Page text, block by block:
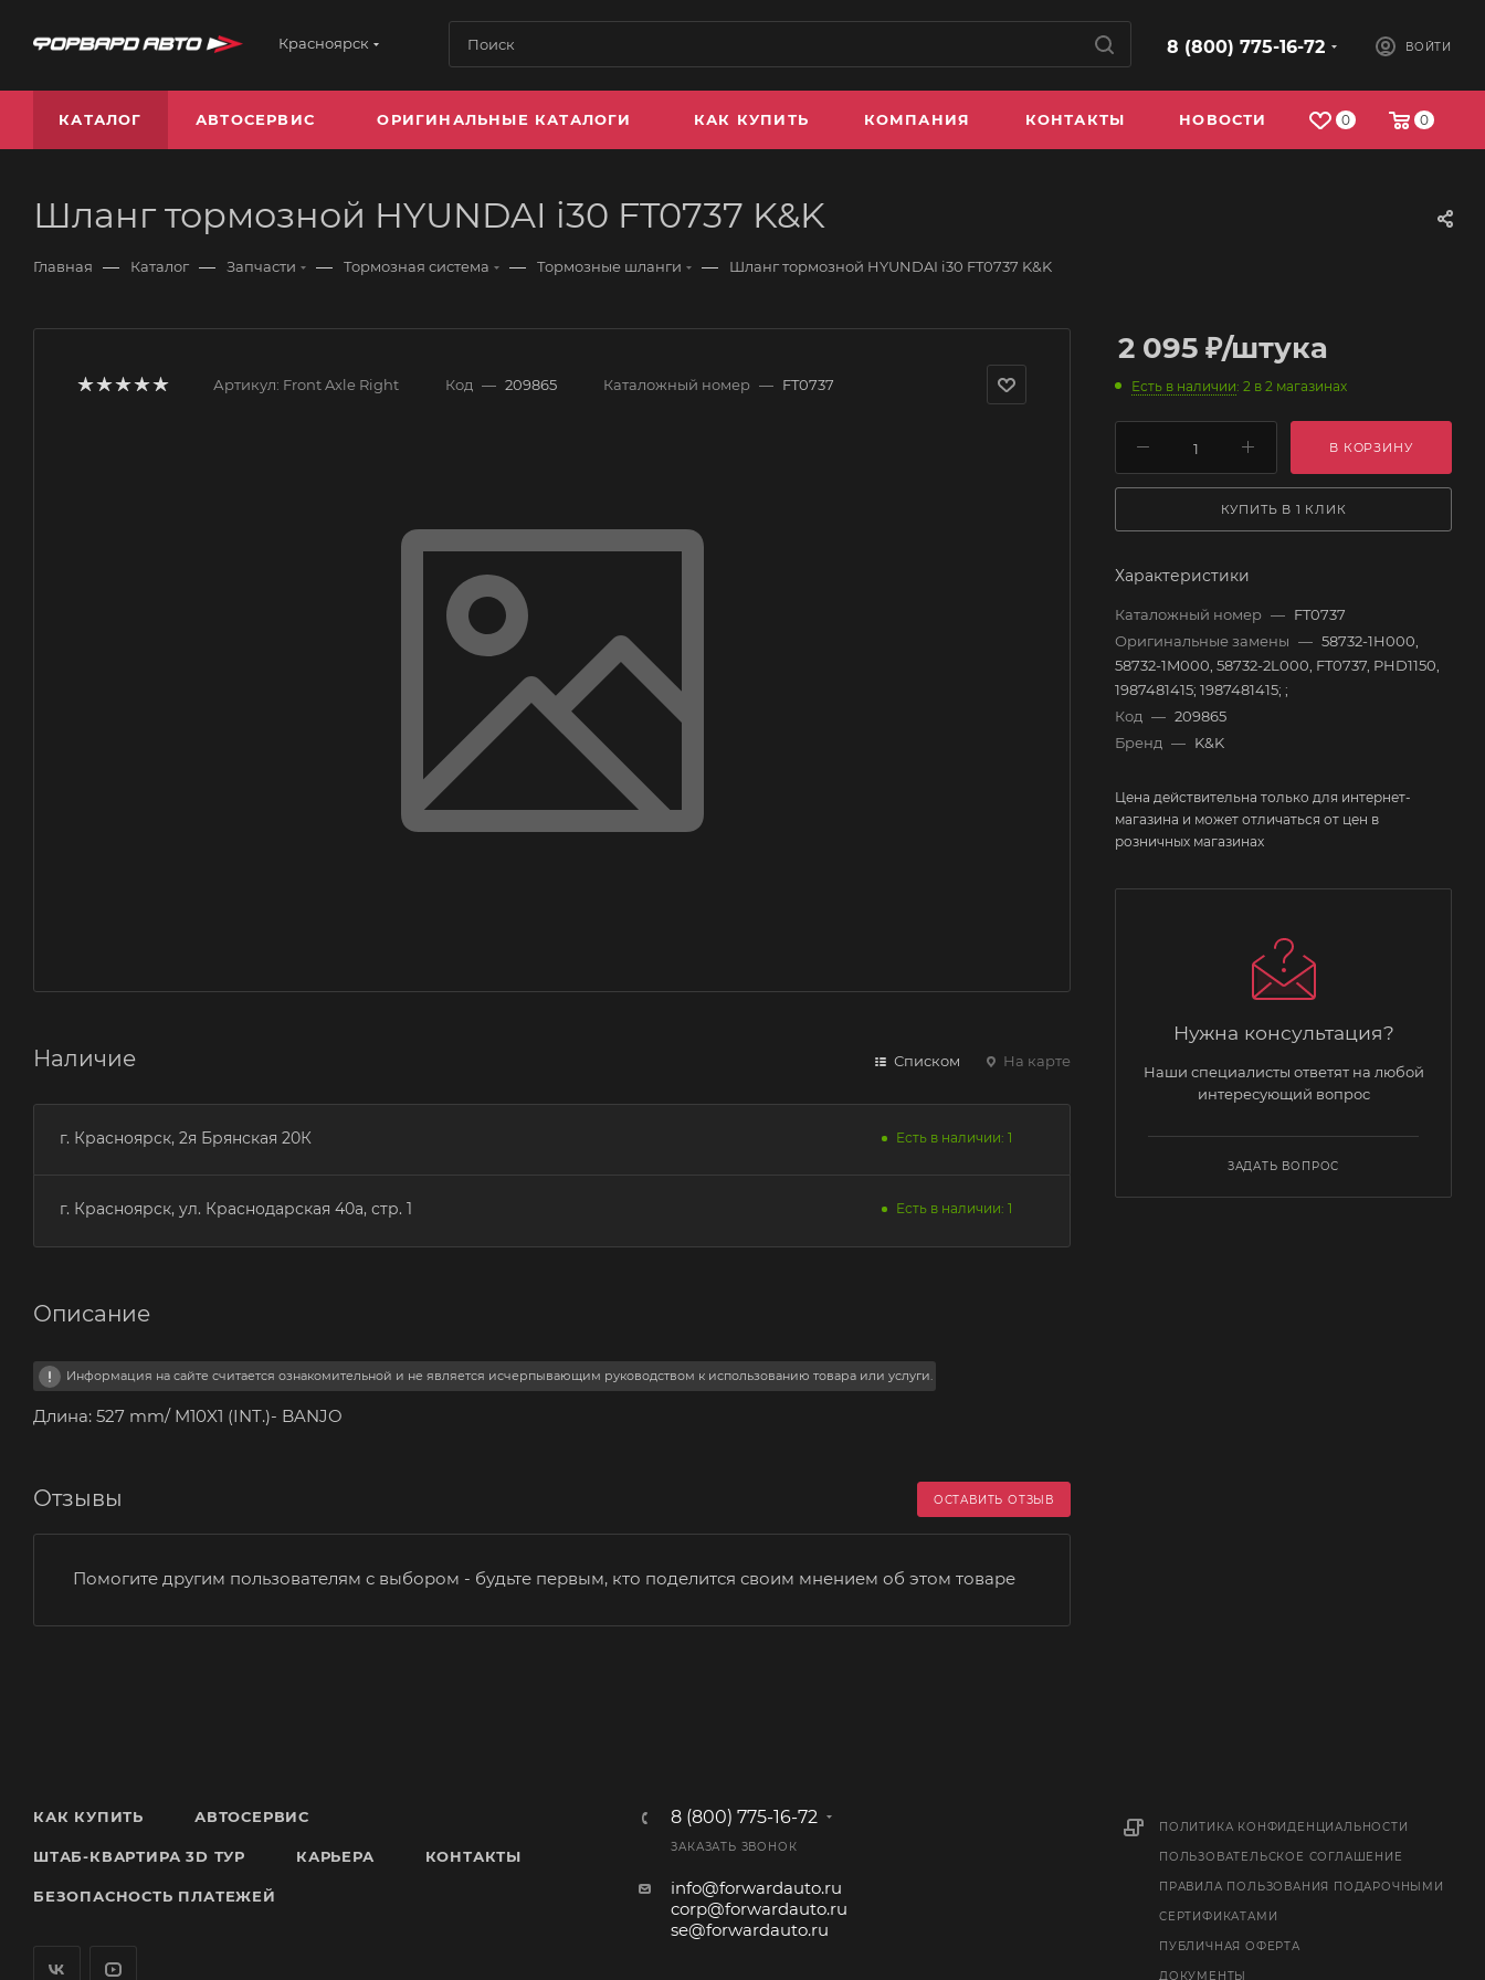
Красноярск 8 (800) 775-16-72 ВОЙТИ
0 0
КАТАЛОГ АВТОСЕРВИС ОРИГИНАЛЬНЫЕ КАТАЛОГИ КАК КУПИТЬ КОМПАНИЯ КОНТАКТЫ НОВОСТИ
Шланг тормозной HYUNDAI i30 FT0737 K&K
Главная — Каталог — Запчасти — Тормозная система — Тормозные шланги — Шланг тормозной HYUNDAI i30 FT0737 K&K
Артикул: Front Axle Right Код — 209865 Каталожный номер — FT0737
Наличие Списком На карте
г. Красноярск, 2я Брянская 20К Есть в наличии: 1
г. Красноярск, ул. Краснодарская 40а, стр. 1 Есть в наличии: 1
Описание
Информация на сайте считается ознакомительной и не является исчерпывающим руководством к использованию товара или услуги.
Длина: 527 mm/ M10X1 (INT.)- BANJO
Отзывы ОСТАВИТЬ ОТЗЫВ
Помогите другим пользователям с выбором - будьте первым, кто поделится своим мнением об этом товаре
2 095 ₽/штука
Есть в наличии: 2 в 2 магазинах
В КОРЗИНУ
КУПИТЬ В 1 КЛИК
Характеристики
Каталожный номер — FT0737
Оригинальные замены — 58732-1H000,
58732-1M000, 58732-2L000, FT0737, PHD1150,
1987481415; 1987481415; ;
Код — 209865
Бренд — K&K
Цена действительна только для интернет-
магазина и может отличаться от цен в
розничных магазинах
Нужна консультация?
Наши специалисты ответят на любой
интересующий вопрос
ЗАДАТЬ ВОПРОС
КАК КУПИТЬ АВТОСЕРВИС
ШТАБ-КВАРТИРА 3D ТУР КАРЬЕРА КОНТАКТЫ
БЕЗОПАСНОСТЬ ПЛАТЕЖЕЙ
8 (800) 775-16-72
ЗАКАЗАТЬ ЗВОНОК
info@forwardauto.ru
corp@forwardauto.ru
se@forwardauto.ru
ПОЛИТИКА КОНФИДЕНЦИАЛЬНОСТИ
ПОЛЬЗОВАТЕЛЬСКОЕ СОГЛАШЕНИЕ
ПРАВИЛА ПОЛЬЗОВАНИЯ ПОДАРОЧНЫМИ
СЕРТИФИКАТАМИ
ПУБЛИЧНАЯ ОФЕРТА
ДОКУМЕНТЫ